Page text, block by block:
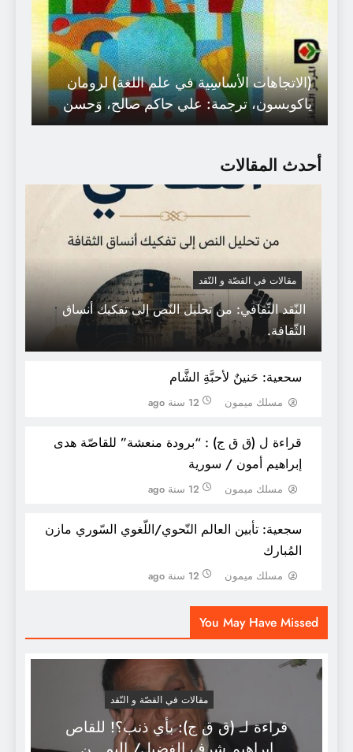
أحدث المقالات
مقالات في القصّة و النّقد
النّقد الثّقافي: من تحليل النّص إلى تفكيك أنساق
الثّقافة.
سحعية: حَنينٌ لأحبَّةِ الشَّام
مسلك ميمون 12 سنة ago
قراءة ل (ق ق ج) : “برودة منعشة” للقاصّة هدى
إبراهيم أمون / سورية
مسلك ميمون 12 سنة ago
سجعية: تأبين العالم النّحوي/اللّغوي السّوري مازن
المُبارك
مسلك ميمون 12 سنة ago
(الاتجاهات الأساسِية في علم اللغة) لرومان
ياكوبسون، ترجمة: علي حاكم صالح، وَحسن
ناظم،
كيف سخر الأمريكيون من رئيسهم ؟
You May Have Missed
مقالات في القصّة و النّقد
قراءة لـ (ق ق ج): بأي ذنب؟! للقاص